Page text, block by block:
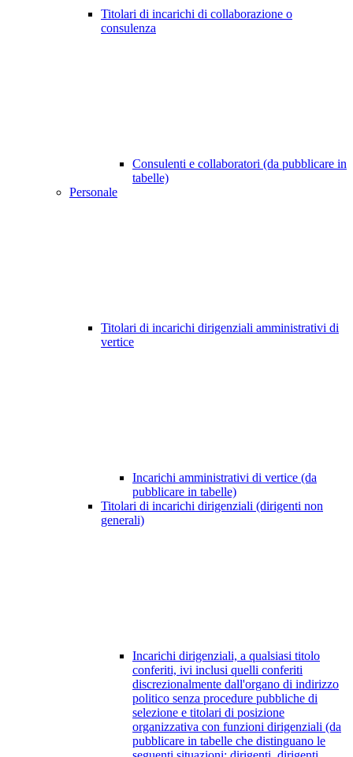
Titolari di incarichi di collaborazione o
consulenza
Consulenti e collaboratori (da pubblicare in
tabelle)
Personale
Titolari di incarichi dirigenziali amministrativi di
vertice
Incarichi amministrativi di vertice (da
pubblicare in tabelle)
Titolari di incarichi dirigenziali (dirigenti non
generali)
Incarichi dirigenziali, a qualsiasi titolo
conferiti, ivi inclusi quelli conferiti
discrezionalmente dall'organo di indirizzo
politico senza procedure pubbliche di
selezione e titolari di posizione
organizzativa con funzioni dirigenziali (da
pubblicare in tabelle che distinguano le